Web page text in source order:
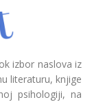
izbor naslova iz
literaturu, knjige
psihologiji, na